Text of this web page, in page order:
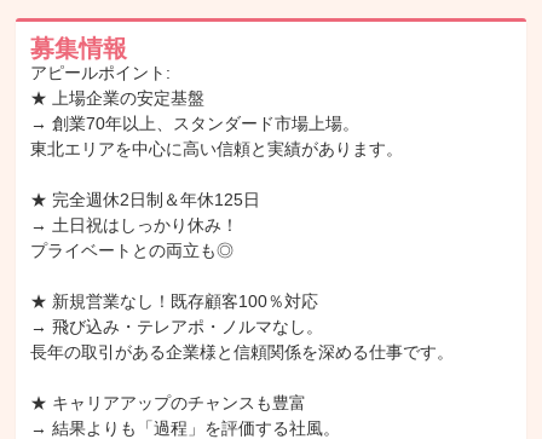
募集情報
アピールポイント:
★ 上場企業の安定基盤
→ 創業70年以上、スタンダード市場上場。
東北エリアを中心に高い信頼と実績があります。
★ 完全週休2日制＆年休125日
→ 土日祝はしっかり休み！
プライベートとの両立も◎
★ 新規営業なし！既存顧客100％対応
→ 飛び込み・テレアポ・ノルマなし。
長年の取引がある企業様と信頼関係を深める仕事です。
★ キャリアアップのチャンスも豊富
→ 結果よりも「過程」を評価する社風。